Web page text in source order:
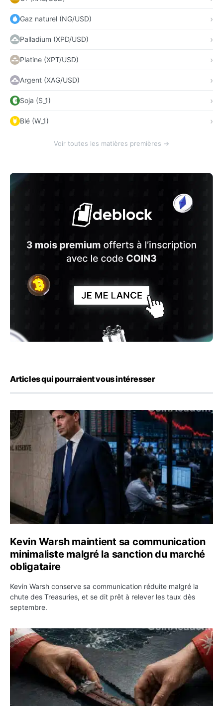
Gaz naturel (NG/USD)
Palladium (XPD/USD)
Platine (XPT/USD)
Argent (XAG/USD)
Soja (S_1)
Blé (W_1)
Voir toutes les matières premières →
Articles qui pourraient vous intéresser
Kevin Warsh maintient sa communication minimaliste
Kevin Warsh maintient sa communication
minimaliste malgré la sanction du marché
obligataire
Kevin Warsh conserve sa communication réduite malgré la
chute des Treasuries, et se dit prêt à relever les taux dès
septembre.
Ormuz : l’Iran annonce un accord avec Oman sur une